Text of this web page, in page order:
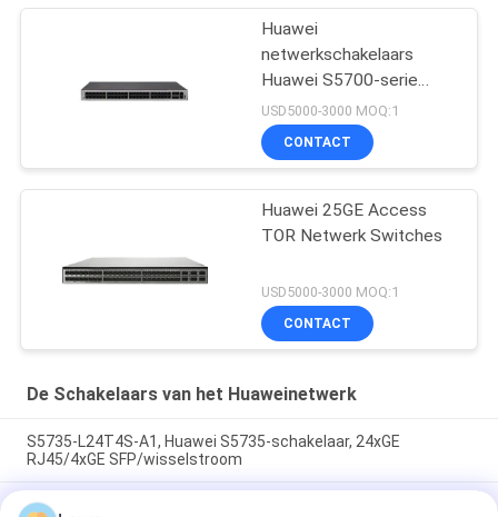
Huawei
netwerkschakelaars
Huawei S5700-serie
schakelaars S5735-
L48P4X-A
USD5000-3000 MOQ:1
CONTACT
Huawei 25GE Access
TOR Netwerk Switches
USD5000-3000 MOQ:1
CONTACT
De Schakelaars van het Huaweinetwerk
S5735-L24T4S-A1, Huawei S5735-schakelaar, 24xGE
RJ45/4xGE SFP/wisselstroom
CE6863E-48S6CQ Huawei CloudEngine 6800 48*25G SFP28,